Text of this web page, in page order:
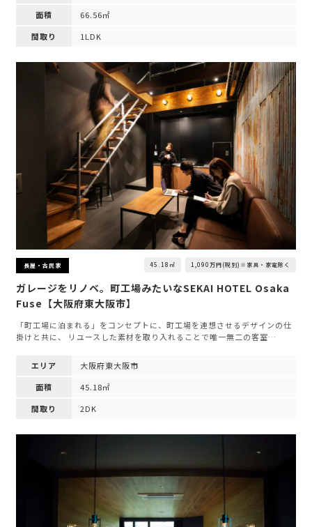
面積
66.56㎡
間取り
1LDK
長屋・古民家 45.18㎡ 1,090万円(税別)※家具・家電除く
ガレージをリノベ。町工場みたいなSEKAI HOTEL Osaka
Fuse【大阪府東大阪市】
「町工場に泊まれる」をコンセプトに、町工場を連想させるデザインの仕
掛けと共に、 リユースした素材を取り入れることで唯一無二の客室…
エリア
大阪府東大阪市
面積
45.18㎡
間取り
2DK